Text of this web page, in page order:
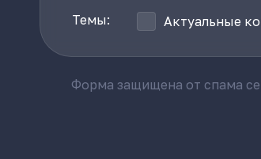
Темы: Актуальные
Форма защищена от спама